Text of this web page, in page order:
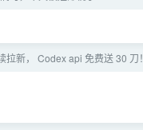
新， Codex api 免费送 30 刀！